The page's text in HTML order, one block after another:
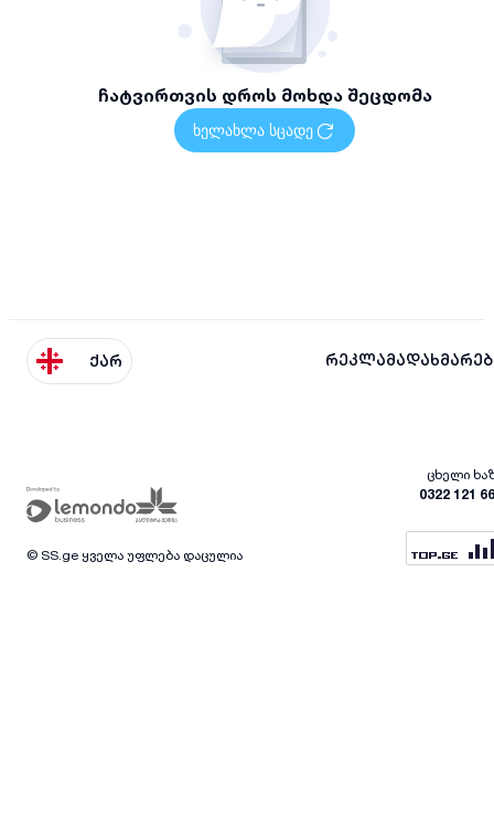
ჩატვირთვის დროს მოხდა შეცდომა
ხელახლა სცადე
ქარ რეკლამა
ცხელი
0322 121
© SS.ge ყველა უფლება დაცულია